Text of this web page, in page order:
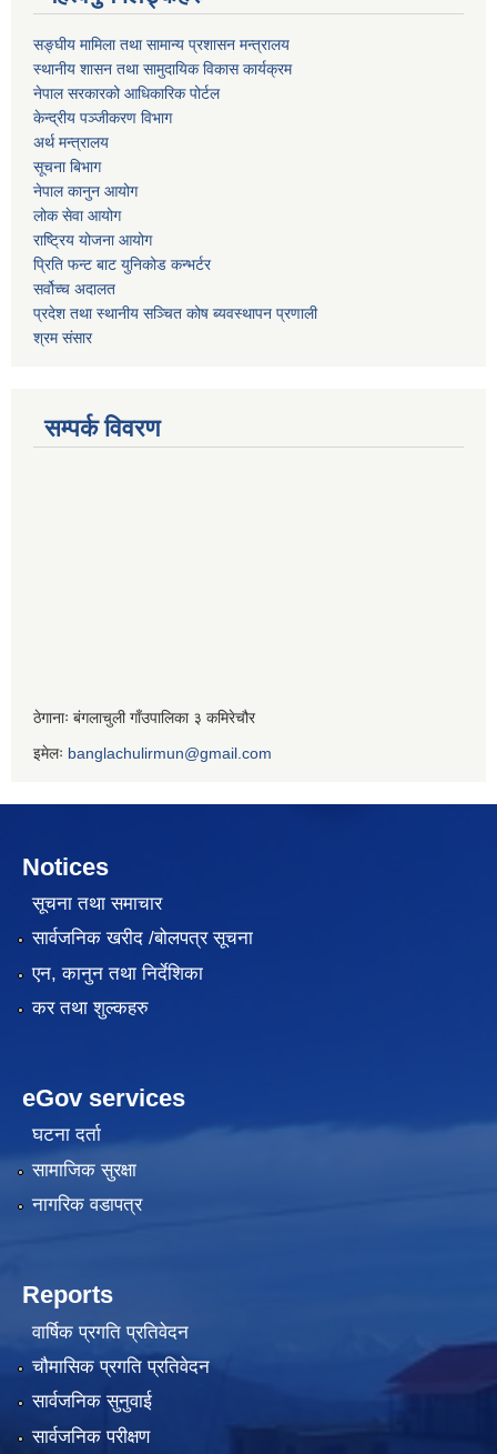
सङ्घीय मामिला तथा सामान्य प्रशासन मन्त्रालय
स्थानीय शासन तथा सामुदायिक विकास कार्यक्रम
नेपाल सरकारको आधिकारिक पोर्टल
केन्द्रीय पञ्जीकरण विभाग
अर्थ मन्त्रालय
सूचना बिभाग
नेपाल कानुन आयोग
लोक सेवा आयोग
राष्ट्रिय योजना आयोग
प्रिति फन्ट बाट युनिकोड कन्भर्टर
सर्वोच्च अदालत
प्रदेश तथा स्थानीय सञ्चित कोष ब्यवस्थापन प्रणाली
श्रम संसार
सम्पर्क विवरण
ठेगानाः बंगलाचुली गाँउपालिका ३ कमिरेचौर
इमेलः banglachulirmun@gmail.com
Notices
सूचना तथा समाचार
सार्वजनिक खरीद /बोलपत्र सूचना
एन, कानुन तथा निर्देशिका
कर तथा शुल्कहरु
eGov services
घटना दर्ता
सामाजिक सुरक्षा
नागरिक वडापत्र
Reports
वार्षिक प्रगति प्रतिवेदन
चौमासिक प्रगति प्रतिवेदन
सार्वजनिक सुनुवाई
सार्वजनिक परीक्षण